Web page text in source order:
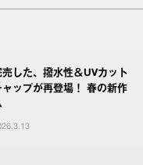
売した、撥水性＆UVカット
ャップが再登場！ 春の新作